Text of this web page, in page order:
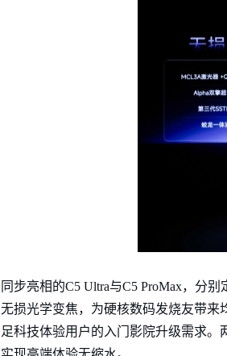
同步亮相的C5 Ultra与C5 ProMax，分
无损光学变焦，为硬核数码发烧友带来
足科技体验用户的入门影院升级需求。